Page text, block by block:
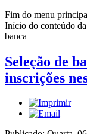
Fim do menu
Início do conteúdo
banca
Seleção de
inscrições